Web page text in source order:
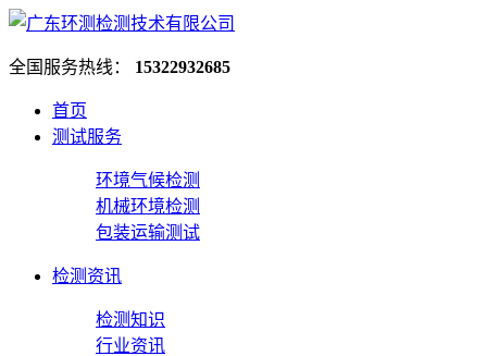
全国服务热线： 15322932685
首页
测试服务
环境气候检测
机械环境检测
包装运输测试
检测资讯
检测知识
行业资讯